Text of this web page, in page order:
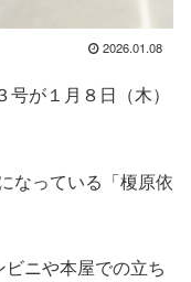
2026.01.08
が１月８日（木）
なっている「榎原依
ニや本屋での立ち